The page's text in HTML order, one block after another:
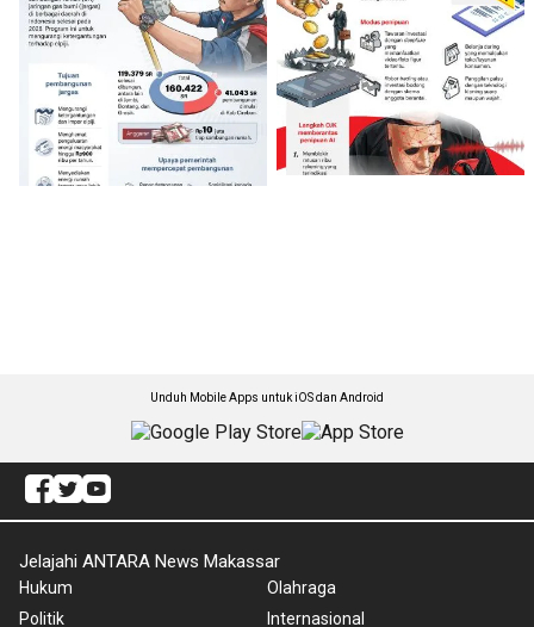
Unduh Mobile Apps untuk iOS dan Android
Jelajahi ANTARA News Makassar
Hukum
Politik
Olahraga
Internasional